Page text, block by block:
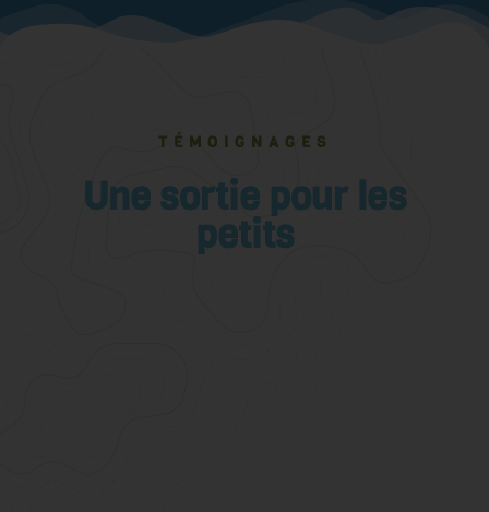
TÉMOIGNAGES
Une sortie pour les
petits